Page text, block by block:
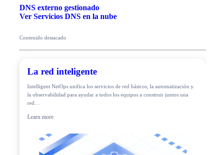
DNS externo gestionado
Ver Servicios DNS en la nube
Contenido destacado
La red inteligente
Intelligent NetOps unifica los servicios de red básicos, la automatización y
la observabilidad para ayudar a todos los equipos a construir juntos una
red…
Learn more